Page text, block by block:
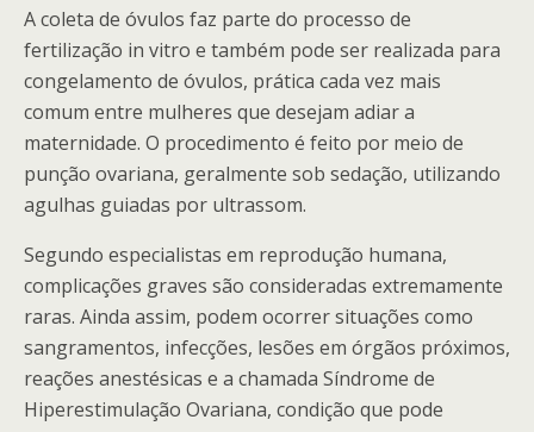
A coleta de óvulos faz parte do processo de
fertilização in vitro e também pode ser realizada para
congelamento de óvulos, prática cada vez mais
comum entre mulheres que desejam adiar a
maternidade. O procedimento é feito por meio de
punção ovariana, geralmente sob sedação, utilizando
agulhas guiadas por ultrassom.
Segundo especialistas em reprodução humana,
complicações graves são consideradas extremamente
raras. Ainda assim, podem ocorrer situações como
sangramentos, infecções, lesões em órgãos próximos,
reações anestésicas e a chamada Síndrome de
Hiperestimulação Ovariana, condição que pode